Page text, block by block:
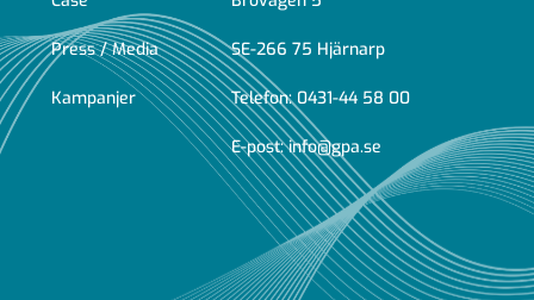
Press / Media
Kampanjer
SE-266 75 Hjärnarp
Telefon:0431-44 58 00
E-post:info@gpa.se